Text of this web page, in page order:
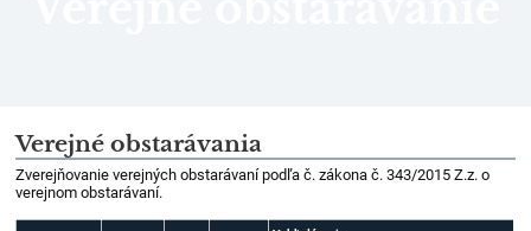
Verejné
obstarávanie
Verejné obstarávania
Zverejňovanie verejných obstarávaní podľa č. zákona č. 343/2015 Z.z. o
verejnom obstarávaní.